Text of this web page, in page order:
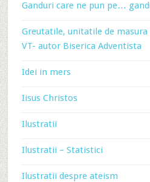
Ganduri care ne pun pe…
Greutatile, unitatile de
VT- autor Biserica Adventista
Idei in mers
Iisus Christos
Ilustratii
Ilustratii – Statistici
Ilustratii despre ateism